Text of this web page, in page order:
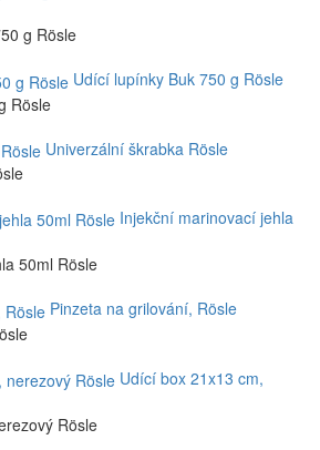
g Rösle
Udící lupínky Buk 750 g Rösle
Rösle
Univerzální škrabka Rösle
Injekční marinovací jehla
50ml Rösle
Pinzeta na grilování, Rösle
Udící box 21x13 cm,
Rösle